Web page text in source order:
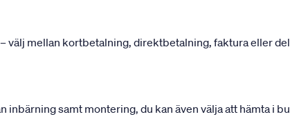
välj mellan kortbetalning, direktbetalning, faktura eller
samt montering, du kan även välja att hämta i